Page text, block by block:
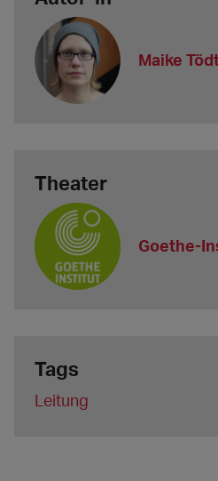
Maike
Theater
Goethe-
Tags
Leitung